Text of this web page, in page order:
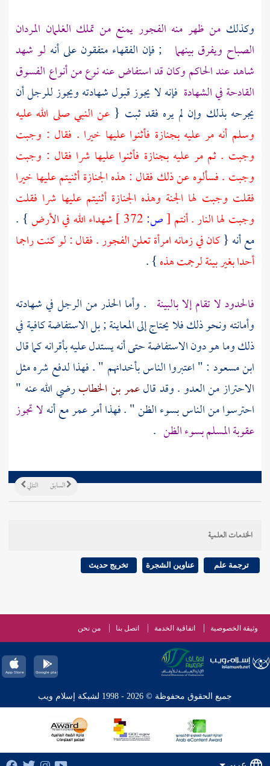
وكذلك من ظهر منه الفجور يمنع من تملك الغلمان المردان
الصباح ويفرق بينهما ; فإن الفقهاء متفقون على أنه لو شهد
شاهد عند الحاكم وكان قد استفاض عنه نوع من أنواع الفسوق
القادحة في الشهادة فإنه لا يجوز قبول شهادته ويجوز للرجل أن
يجرحه بذلك وإن لم يره فقد ثبت { عن النبي صلى الله عليه
وسلم أنه مر عليه بجنازة فأثنوا عليها خيرا . فقال : وجبت
وجبت . ثم مر عليه بجنازة فأثنوا عليها شرا فقال : وجبت
وجبت . فسألوه عن ذلك فقال : هذه الجنازة أثنيتم عليها خيرا
فقلت وجبت لها الجنة وهذه الجنازة أثنيتم عليها شرا فقلت
وجبت لها النار . أنتم [ص: شهداء الله في الأرض} .
مع أنه {كان في زمانه امرأة تعلن الفجور . فقال : لو كنت راجما
أحدا بغير بينة لرجمت هذه} .
فالحدود لا تقام إلا بالبينة . وأما الحذر من الرجل في شهادته
وأمانته ونحو ذلك فلا يحتاج إلى المعاينة ; بل الاستفاضة كافية في
ذلك وما هو دون الاستفاضة حتى أنه يستدل عليه بأقرانه كما قال
ابن مسعود : " اعتبروا الناس بأخدانهم " . فهذا لدفع شره مثل
الاحتراز من العدو . وقد قالعمر بن الخطابرضي الله عنه "
احترسوا من الناس بسوء الظن " . فهذا أمرعمرمع أنهلا تجوز
عقوبة المسلم بسوء الظن .
التالي السابق
الخدمات العلمية
ترجمة علم عناوين الشجرة تخريج حديث
وثيقة الخصوصية اتفاقية الخدمة اتصل بنا من نحن
جميع الحقوق محفوظة © 2026 - 1998 لشبكة إسلام ويب